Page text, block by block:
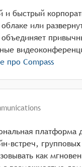
и быстрый
или
про Compass
платформа
встреч, групповых
как